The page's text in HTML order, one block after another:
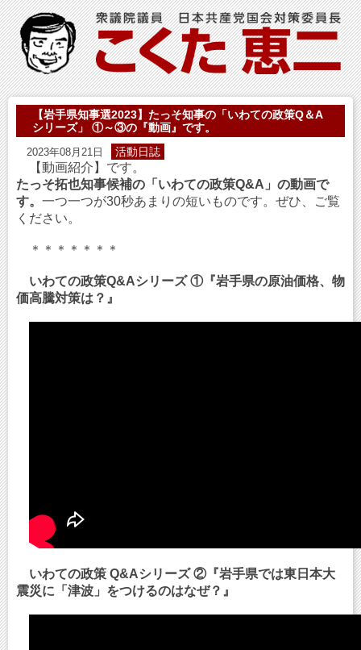
【岩手県知事選2023】たっそ知事の「いわての政策Q＆A
シリーズ」 ①～③の『動画』です。
2023年08月21日 活動日誌
【動画紹介】です。
たっそ拓也知事候補の「いわての政策Q&A」の動画で
す。 一つ一つが30秒あまりの短いものです。ぜひ、ご覧
ください。
＊＊＊＊＊＊＊
いわての政策Q&Aシリーズ ①『岩手県の原油価格、物
価高騰対策は？』
いわての政策 Q&Aシリーズ ②『岩手県では東日本大
震災に「津波」をつけるのはなぜ？』